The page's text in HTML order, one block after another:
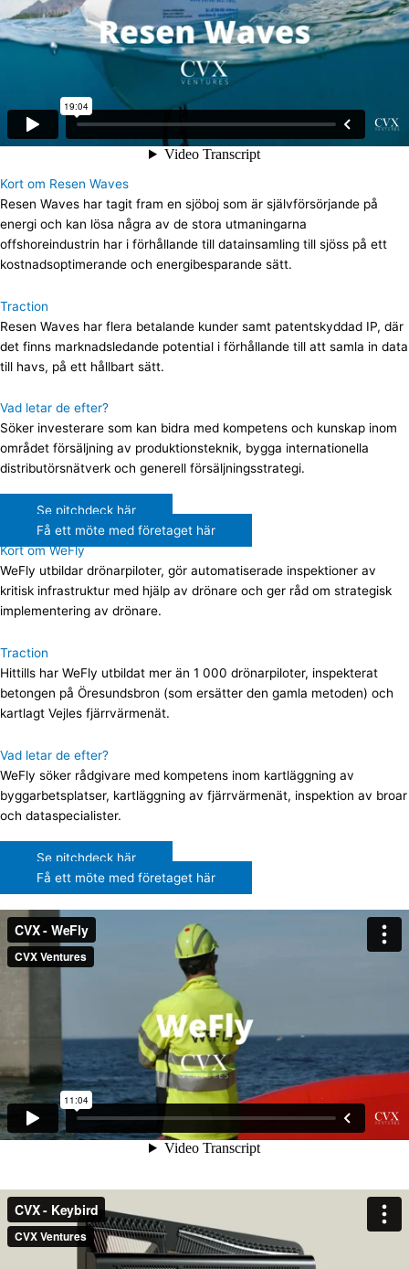
Kort om Resen Waves
Resen Waves har tagit fram en sjöboj som är självförsörjande på
energi och kan lösa några av de stora utmaningarna
offshoreindustrin har i förhållande till datainsamling till sjöss på ett
kostnadsoptimerande och energibesparande sätt.
Traction
Resen Waves har flera betalande kunder samt patentskyddad IP, där
det finns marknadsledande potential i förhållande till att samla in data
till havs, på ett hållbart sätt.
Vad letar de efter?
Söker investerare som kan bidra med kompetens och kunskap inom
området försäljning av produktionsteknik, bygga internationella
distributörsnätverk och generell försäljningsstrategi.
Se pitchdeck här
Få ett möte med företaget här
Kort om WeFly
WeFly utbildar drönarpiloter, gör automatiserade inspektioner av
kritisk infrastruktur med hjälp av drönare och ger råd om strategisk
implementering av drönare.
Traction
Hittills har WeFly utbildat mer än 1 000 drönarpiloter, inspekterat
betongen på Öresundsbron (som ersätter den gamla metoden) och
kartlagt Vejles fjärrvärmenät.
Vad letar de efter?
WeFly söker rådgivare med kompetens inom kartläggning av
byggarbetsplatser, kartläggning av fjärrvärmenät, inspektion av broar
och dataspecialister.
Se pitchdeck här
Få ett möte med företaget här